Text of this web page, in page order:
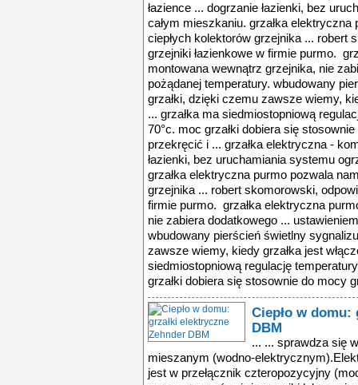
łazience ... dogrzanie łazienki, bez
całym mieszkaniu. grzałka
ciepłych kolektorów grzejnika ... robert
grzejniki łazienkowe w firmie purmo.
montowana wewnątrz grzejnika, nie
pożądanej temperatury. wbudowany
grzałki, dzięki czemu zawsze wiemy,
... grzałka ma siedmiostopniową
70°c. moc grzałki dobiera się
przekręcić i ... grzałka elektryczna -
łazienki, bez uruchamiania systemu
grzałka elektryczna purmo pozwala
grzejnika ... robert skomorowski,
firmie purmo. grzałka elektryczna
nie zabiera dodatkowego ...
wbudowany pierścień świetlny
zawsze wiemy, kiedy grzałka jest
siedmiostopniową regulację
grzałki dobiera się stosownie do mocy
Ciepło w domu:
DBM
... ... sprawdza się w grzejnikach z zasilaniem mieszanym (wodno-elektrycznym).Elektryczna grzałka DBM wyposażona jest w przełącznik czteropozycyjny (moc maksymalna ... pracy grzałki wysuszymy również ręczniki lub pranie w deszczowy dzień.Nowa grzałka zaprojektowana została z myślą o grzejnikach, które wyróżniają się minimalistycznym ... białym. Teraz dołączył do nich model ze stali szczotkowanej. Ponadto paleta grzałek powiększyła się o wariant 200 W (do tej pory oferta obejmowała zakres ... dotychczas w asortymencie firmy zehnder dostępne były dwie wersje grzałek dbm: chromowana i w kolorze białym. teraz dołączył do nich model ze stali szczotkowanej ... sprawdza się w grzejnikach z zasilaniem mieszanym (wodno-elektrycznym).elektryczna grzałka dbm wyposażona jest w przełącznik czteropozycyjny (moc maksymalna ... mocy przez 2 godziny lub zaprogramowanie go na tę samą porę co 24 godziny. grzałka działa wtedy do momentu wciśnięcia przycisku „stop”. dzięki tej funkcji ... ciepło w domu: grzałki elektryczne zehnder dbm ... lub programowego, za sprawą którego istnieje możliwość ustawienia trybu pracy grzałki. mamy do wyboru pracę urządzenia na pełnej mocy przez 2 godziny lub ... powrocie z pracy odpoczywamy w ciepłym salonie. za sprawą regulacji trybu pracy grzałki wysuszymy również ręczniki lub pranie w deszczowy dzień.nowa grzałka ... kończy się sezon grzewczy w naszych mieszkaniach. pogoda jest jednak nieprzewidywalna i może zaskoczyć nas niskimi temperaturami jeszcze w maju. grzałki ... nieprzewidywalna i może zaskoczyć nas niskimi temperaturami jeszcze w maju. grzałki elektryczne zehnder dbm to rozwiązanie idealne dla osób, które niezależnie ... dotychczas w asortymencie firmy zehnder dostępne były dwie wersje grzałek dbm: chromowana i w kolorze białym. teraz dołączył do nich model ze stali szczotkowanej ... sprawdza się w grzejnikach z zasilaniem mieszanym (wodno-elektrycznym).elektryczna grzałka dbm wyposażona jest w przełącznik czteropozycyjny (moc maksymalna ... mocy przez 2 godziny lub zaprogramowanie go na tę samą porę co 24 godziny. grzałka działa wtedy do momentu wciśnięcia przycisku „stop”. dzięki tej funkcji ... ciepło w domu: grzałki elektryczne zehnder dbm ... lub programowego, za sprawą którego istnieje możliwość ustawienia trybu pracy grzałki. mamy do wyboru pracę urządzenia na pełnej mocy przez 2 godziny lub ... powrocie z pracy odpoczywamy w ciepłym salonie. za sprawą regulacji trybu pracy grzałki wysuszymy również ręczniki lub pranie w deszczowy dzień.nowa grzałka ... kończy się sezon grzewczy w naszych mieszkaniach. pogoda jest jednak nieprzewidywalna i może zaskoczyć nas niskimi temperaturami jeszcze w maju. grzałki ... nieprzewidywalna i może zaskoczyć nas niskimi temperaturami jeszcze w maju. grzałki elektryczne zehnder dbm to rozwiązanie idealne dla osób, które niezależnie ... dotychczas w asortymencie firmy zehnder dostępne były dwie wersje grzałek dbm: chromowana i w kolorze białym. teraz dołączył do nich model ze stali szczotkowanej ... sprawdza się w grzejnikach z zasilaniem mieszanym (wodno-elektrycznym).elektryczna grzałka dbm wyposażona jest w przełącznik czteropozycyjny (moc maksymalna ... mocy przez 2 godziny lub zaprogramowanie go na tę samą porę co 24 godziny. grzałka działa wtedy do momentu wciśnięcia przycisku „stop”. dzięki tej funkcji ... ciepło w domu: grzałki elektryczne zehnder dbm ... lub programowego, za sprawą którego istnieje możliwość ustawienia trybu pracy grzałki. mamy do wyboru pracę urządzenia na pełnej mocy przez 2 godziny lub ... powrocie z pracy odpoczywamy w ciepłym salonie. za sprawą regulacji trybu pracy grzałki wysuszymy również ręczniki lub pranie w deszczowy dzień.nowa grzałka ... kończy się sezon grzewczy w naszych mieszkaniach. pogoda jest jednak nieprzewidywalna i może zaskoczyć nas niskimi temperaturami jeszcze w maju. grzałki ... nieprzewidywalna i może zaskoczyć nas niskimi temperaturami jeszcze w maju. grzałki elektryczne zehnder dbm to rozwiązanie idealne dla osób, które niezależnie ... dotychczas w asortymencie firmy zehnder dostępne były dwie wersje grzałek dbm: chromowana i w kolorze białym. teraz dołączył do nich model ze stali szczotkowanej ... sprawdza się w grzejnikach z zasilaniem mieszanym